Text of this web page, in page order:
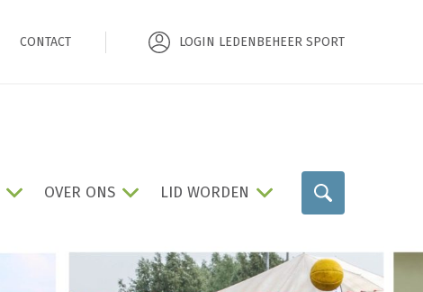
CONTACT LOGIN LEDENBEHEER SPORT
OVER ONS LID WORDEN